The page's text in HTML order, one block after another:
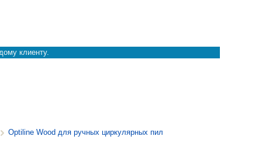
клиенту.
Optiline Wood для ручных циркулярных пил